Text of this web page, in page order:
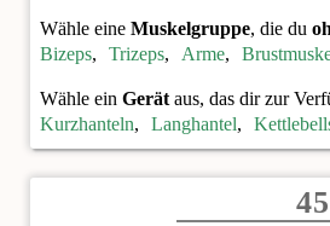
Wähle eine Muskelgruppe, die du
Bizeps, Trizeps, Arme,
Wähle ein Gerät aus, das dir zur
Kurzhanteln, Langhantel,